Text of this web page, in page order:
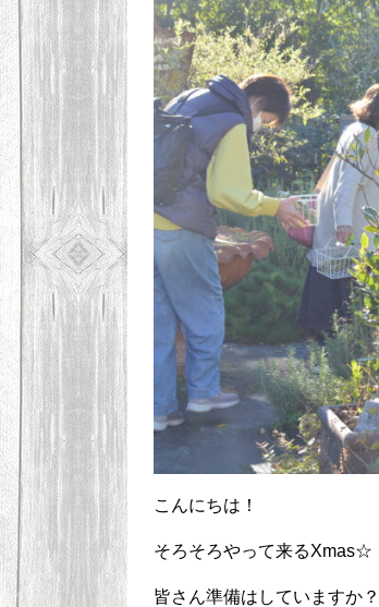
こんにちは！
そろそろやって来るXmas☆
皆さん準備はしていますか